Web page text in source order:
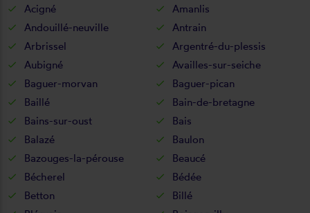
Acigné
Amanlis
Andouillé-neuville
Antrain
Arbrissel
Argentré-du-plessis
Aubigné
Availles-sur-seiche
Baguer-morvan
Baguer-pican
Baillé
Bain-de-bretagne
Bains-sur-oust
Bais
Balazé
Baulon
Bazouges-la-pérouse
Beaucé
Bécherel
Bédée
Betton
Billé